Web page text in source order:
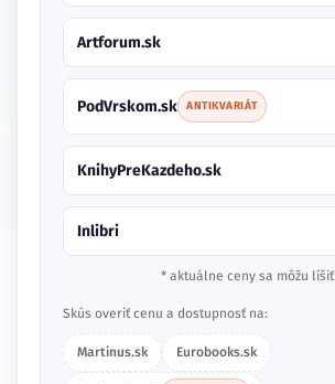
Artforum.sk
PodVrskom.sk ANTIKVARIÁT
KnihyPreKazdeho.sk
Inlibri
* aktuálne ceny sa môžu líšiť
Skús overiť cenu a dostupnosť na:
Martinus.sk Eurobooks.sk